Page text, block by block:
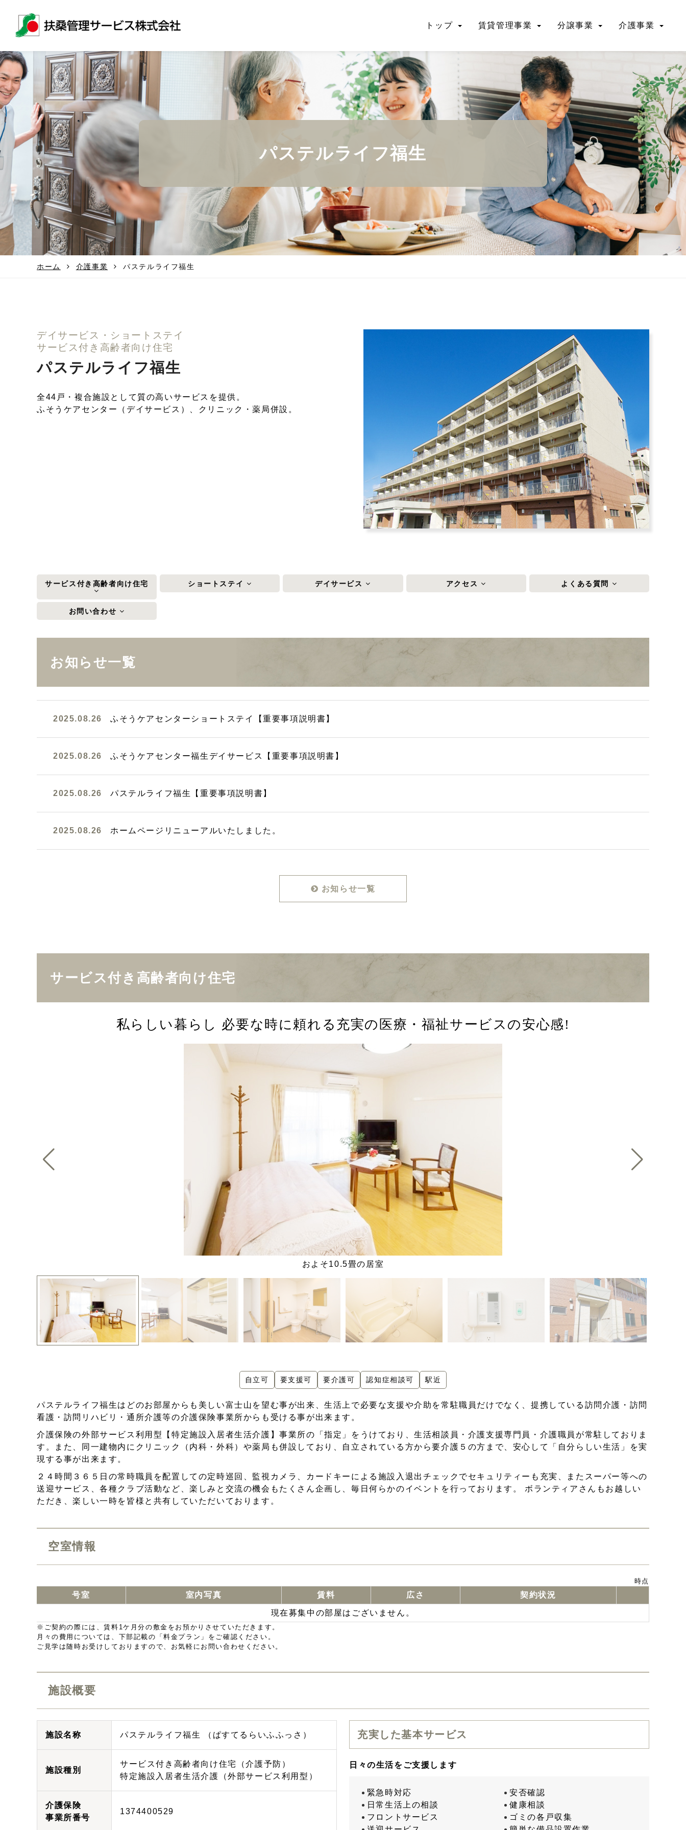
トップ 賃貸管理事業 分譲事業 介護事業
パステルライフ福生
ホーム 介護事業 パステルライフ福生
デイサービス・ショートステイ
サービス付き高齢者向け住宅
パステルライフ福生
全44戸・複合施設として質の高いサービスを提供。
ふそうケアセンター（デイサービス）、クリニック・薬局併設。
サービス付き高齢者向け住宅 ショートステイ デイサービス アクセス よくある質問
お問い合わせ
お知らせ一覧
2025.08.26 ふそうケアセンターショートステイ【重要事項説明書】
2025.08.26 ふそうケアセンター福生デイサービス【重要事項説明書】
2025.08.26 パステルライフ福生【重要事項説明書】
2025.08.26 ホームページリニューアルいたしました。
お知らせ一覧
サービス付き高齢者向け住宅
私らしい暮らし 必要な時に頼れる充実の医療・福祉サービスの安心感!
およそ10.5畳の居室
自立可 要支援可 要介護可 認知症相談可 駅近
パステルライフ福生はどのお部屋からも美しい富士山を望む事が出来、生活上で必要な支援や介助を常駐職員だけでなく、提携している訪問介護・訪問
看護・訪問リハビリ・通所介護等の介護保険事業所からも受ける事が出来ます。
介護保険の外部サービス利用型【特定施設入居者生活介護】事業所の「指定」をうけており、生活相談員・介護支援専門員・介護職員が常駐しておりま
す。また、同一建物内にクリニック（内科・外科）や薬局も併設しており、自立されている方から要介護５の方まで、安心して「自分らしい生活」を実
現する事が出来ます。
２４時間３６５日の常時職員を配置しての定時巡回、監視カメラ、カードキーによる施設入退出チェックでセキュリティーも充実、またスーパー等への
送迎サービス、各種クラブ活動など、楽しみと交流の機会もたくさん企画し、毎日何らかのイベントを行っております。 ボランティアさんもお越しい
ただき、楽しい一時を皆様と共有していただいております。
空室情報
時点
号室 室内写真 賃料 広さ 契約状況
現在募集中の部屋はございません。
※ご契約の際には、賃料1ケ月分の敷金をお預かりさせていただきます。
月々の費用については、下部記載の「料金プラン」をご確認ください。
ご見学は随時お受けしておりますので、お気軽にお問い合わせください。
施設概要
施設名称 パステルライフ福生 （ぱすてるらいふふっさ）
施設種別
サービス付き高齢者向け住宅（介護予防）
特定施設入居者生活介護（外部サービス利用型）
介護保険
事業所番号
1374400529
充実した基本サービス
日々の生活をご支援します
緊急時対応
安否確認
日常生活上の相談
健康相談
フロントサービス
ゴミの各戸収集